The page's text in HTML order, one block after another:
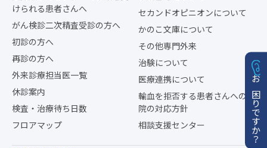
けられる患者さんへ
がん検診二次精査受診の方へ
初診の方へ
再診の方へ
外来診療担当医一覧
休診案内
検査・治療待ち日数
フロアマップ
セカンドオピニオンについて
かのこ文庫について
その他専門外来
治験について
医療連携について
輸血を拒否する患者さんへの当
院の対応方針
相談支援センター
お困りですか？